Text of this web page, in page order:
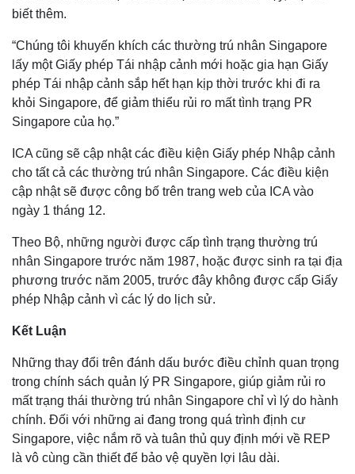
biết thêm.
“Chúng tôi khuyến khích các thường trú nhân Singapore
lấy một Giấy phép Tái nhập cảnh mới hoặc gia hạn Giấy
phép Tái nhập cảnh sắp hết hạn kịp thời trước khi đi ra
khỏi Singapore, để giảm thiểu rủi ro mất tình trạng PR
Singapore của họ.”
ICA cũng sẽ cập nhật các điều kiện Giấy phép Nhập cảnh
cho tất cả các thường trú nhân Singapore. Các điều kiện
cập nhật sẽ được công bố trên trang web của ICA vào
ngày 1 tháng 12.
Theo Bộ, những người được cấp tình trạng thường trú
nhân Singapore trước năm 1987, hoặc được sinh ra tại địa
phương trước năm 2005, trước đây không được cấp Giấy
phép Nhập cảnh vì các lý do lịch sử.
Kết Luận
Những thay đổi trên đánh dấu bước điều chỉnh quan trọng
trong chính sách quản lý PR Singapore, giúp giảm rủi ro
mất trạng thái thường trú nhân Singapore chỉ vì lý do hành
chính. Đối với những ai đang trong quá trình định cư
Singapore, việc nắm rõ và tuân thủ quy định mới về REP
là vô cùng cần thiết để bảo vệ quyền lợi lâu dài.